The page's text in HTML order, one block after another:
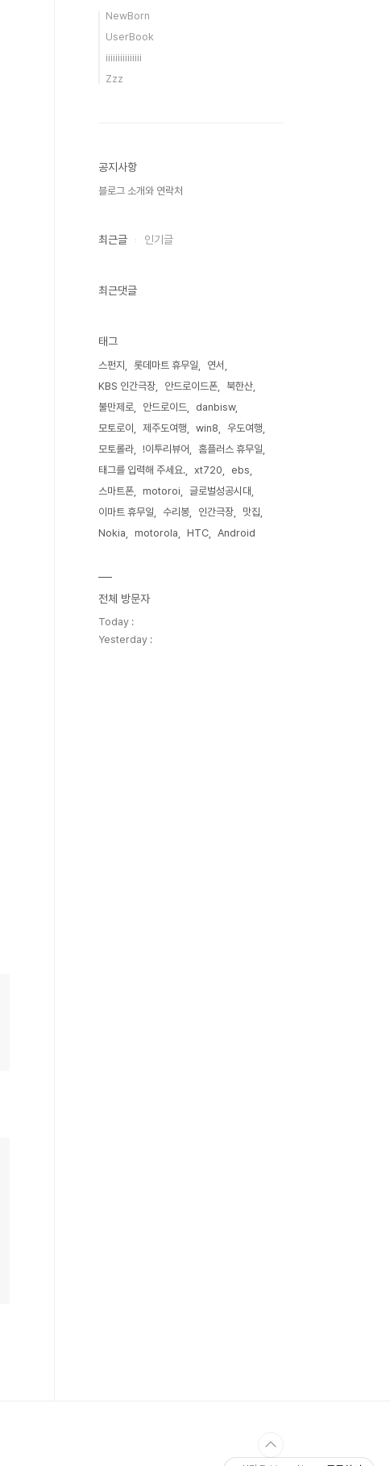
NewBorn
UserBook
iiiiiiiiiiiiiii
Zzz
공지사항
블로그 소개와 연락처
최근글 인기글
최근댓글
태그
스펀지 롯데마트 휴무일
연서
KBS 인간극장
안드로이드폰
북한산
불만제로
안드로이드
danbisw
모토로이
제주도여행 win8
우도여행
모토롤라
!이투리뷰어
홈플러스 휴무일
태그를 입력해 주세요.
xt720
ebs
스마트폰
motoroi
글로벌성공시대
이마트 휴무일
수리봉 인간극장
맛집
Nokia
motorola HTC Android
전체 방문자
Today :
Yesterday :